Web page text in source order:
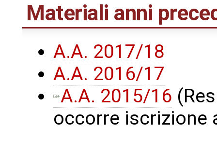
Materiali anni
A.A. 2017/18
A.A. 2016/17
A.A. 2015/16
occorre iscrizione